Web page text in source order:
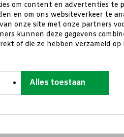
om content en advertenties te
en om ons websiteverkeer te
onze site met onze partners
kunnen deze gegevens
of die ze hebben verzameld
Alles toestaan